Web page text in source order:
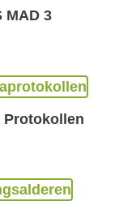
MAD 3
Protokollen